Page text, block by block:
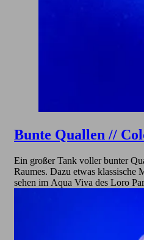
Bunte Quallen //
Ein großer Tank voller bunter
Raumes. Dazu etwas klassische
sehen im Aqua Viva des Loro